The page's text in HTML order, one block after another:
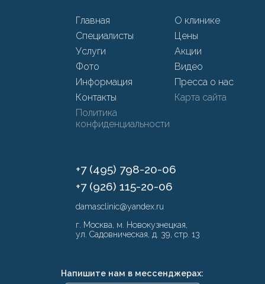
Главная
О клинике
Специалисты
Цены
Услуги
Акции
Фото
Видео
Информация
Пресса о нас
Контакты
Карта сайта
Политика
конфиденциальности
+7 (495) 798-20-06
+7 (926) 115-20-06
damasclinic@yandex.ru
г. Москва, м. Новокузнецкая,
ул. Садовническая, д. 39, стр. 13
Напишите нам в мессенджерах: